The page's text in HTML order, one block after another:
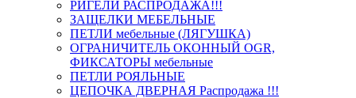
РИГЕЛИ РАСПРОДАЖА!!!
ЗАЩЕЛКИ МЕБЕЛЬНЫЕ
ПЕТЛИ мебельные (ЛЯГУШКА)
ОГРАНИЧИТЕЛЬ ОКОННЫЙ OGR,
ФИКСАТОРЫ мебельные
ПЕТЛИ РОЯЛЬНЫЕ
ЦЕПОЧКА ДВЕРНАЯ Распродажа !!!